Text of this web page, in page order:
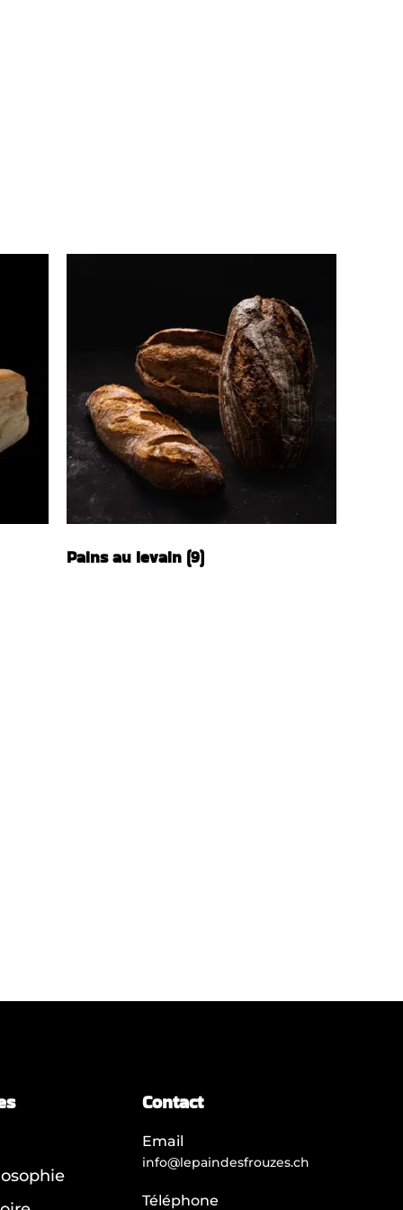
Pains au levain (9)
Contact
Email
info@lepaindesfrouzes.ch
Téléphone